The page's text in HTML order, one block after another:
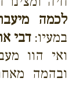
לכמה
במעיו:דבי
ואי הוו
ובהמה